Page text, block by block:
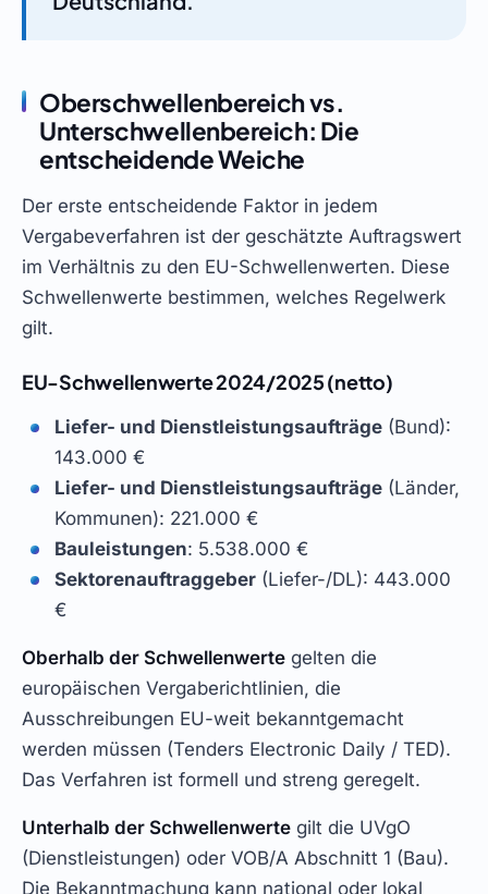
Oberschwellenbereich vs.
Unterschwellenbereich: Die
entscheidende Weiche
Der erste entscheidende Faktor in jedem
Vergabeverfahren ist der geschätzte Auftragswert
im Verhältnis zu den EU-Schwellenwerten. Diese
Schwellenwerte bestimmen, welches Regelwerk
gilt.
EU-Schwellenwerte 2024/2025 (netto)
Liefer- und Dienstleistungsaufträge (Bund):
143.000 €
Liefer- und Dienstleistungsaufträge (Länder,
Kommunen): 221.000 €
Bauleistungen: 5.538.000 €
Sektorenauftraggeber (Liefer-/DL): 443.000
€
Oberhalb der Schwellenwerte gelten die
europäischen Vergaberichtlinien, die
Ausschreibungen EU-weit bekanntgemacht
werden müssen (Tenders Electronic Daily / TED).
Das Verfahren ist formell und streng geregelt.
Unterhalb der Schwellenwerte gilt die UVgO
(Dienstleistungen) oder VOB/A Abschnitt 1 (Bau).
Die Bekanntmachung kann national oder lokal